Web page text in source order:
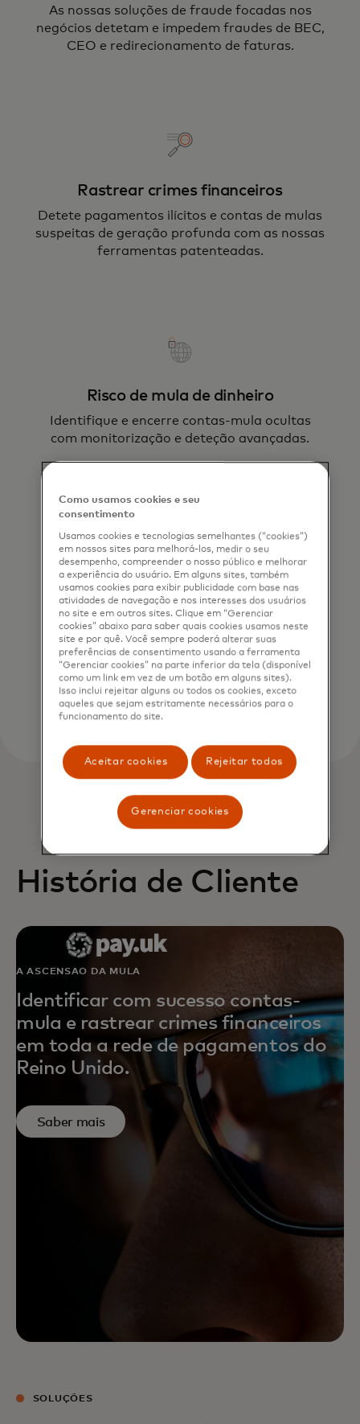
As nossas soluções de fraude focadas nos
negócios detetam e impedem fraudes de BEC,
CEO e redirecionamento de faturas.
Rastrear crimes financeiros
Detete pagamentos ilícitos e contas de mulas
suspeitas de geração profunda com as nossas
ferramentas patenteadas.
Risco de mula de dinheiro
Identifique e encerre contas-mula ocultas
com monitorização e deteção avançadas.
Verificar o nome da conta
Valide os pedidos de pagamento em tempo
real com o nosso sistema de pontuação de
probabilidade baseado em dados.
História de Cliente
A ASCENSÃO DA MULA
Identificar com sucesso contas-
mula e rastrear crimes financeiros
em toda a rede de pagamentos do
Reino Unido.
Saber mais
SOLUÇÕES
Como usamos cookies e seu
consentimento
Usamos cookies e tecnologias semelhantes (“cookies”)
em nossos sites para melhorá-los, medir o seu
desempenho, compreender o nosso público e melhorar
a experiência do usuário. Em alguns sites, também
usamos cookies para exibir publicidade com base nas
atividades de navegação e nos interesses dos usuários
no site e em outros sites. Clique em “Gerenciar
cookies” abaixo para saber quais cookies usamos neste
site e por quê. Você sempre poderá alterar suas
preferências de consentimento usando a ferramenta
“Gerenciar cookies” na parte inferior da tela (disponível
como um link em vez de um botão em alguns sites).
Isso inclui rejeitar alguns ou todos os cookies, exceto
aqueles que sejam estritamente necessários para o
funcionamento do site.
Aceitar cookies Rejeitar todos
Gerenciar cookies